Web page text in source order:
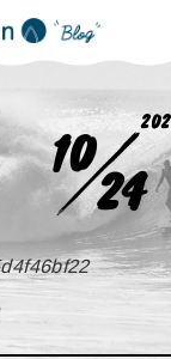
10
24